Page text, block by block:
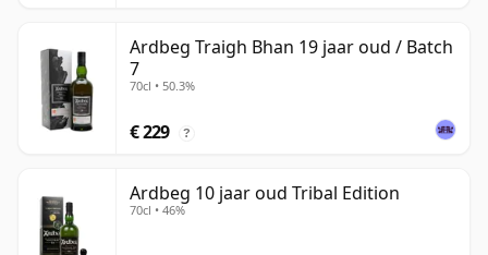
Ardbeg Traigh Bhan 19 jaar oud / Batch
7
70cl • 50.3%
€ 229 ?
Ardbeg 10 jaar oud Tribal Edition
70cl • 46%